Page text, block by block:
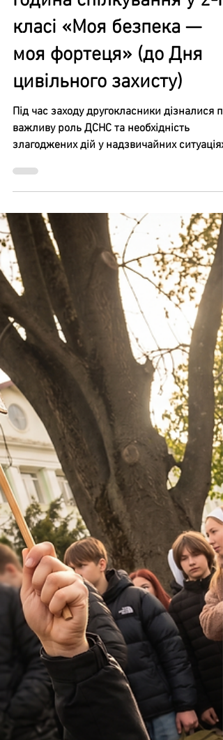
29 квіт.
Освітня безпека
Година спілкування у 2-Г
класі «Моя безпека —
моя фортеця» (до Дня
цивільного захисту)
Під час заходу другокласники дізналися
важливу роль ДСНС та необхідність
злагоджених дій у надзвичайних ситуаціях.
Учні детально повторили алгоритм дій за
сигналом «Повітряна тривога» та правила
евакуації до укриття. Особливу увагу
приділили мінній безпеці: після перегляду
повчального мультфільму про пса Патрона
діти чітко засвоїли життєво важливе
правило: «Не підходь, не чіпай, 101
набирай!». У творчій майстерні «Безпека
очима дітей» учні працювали з
розмальо